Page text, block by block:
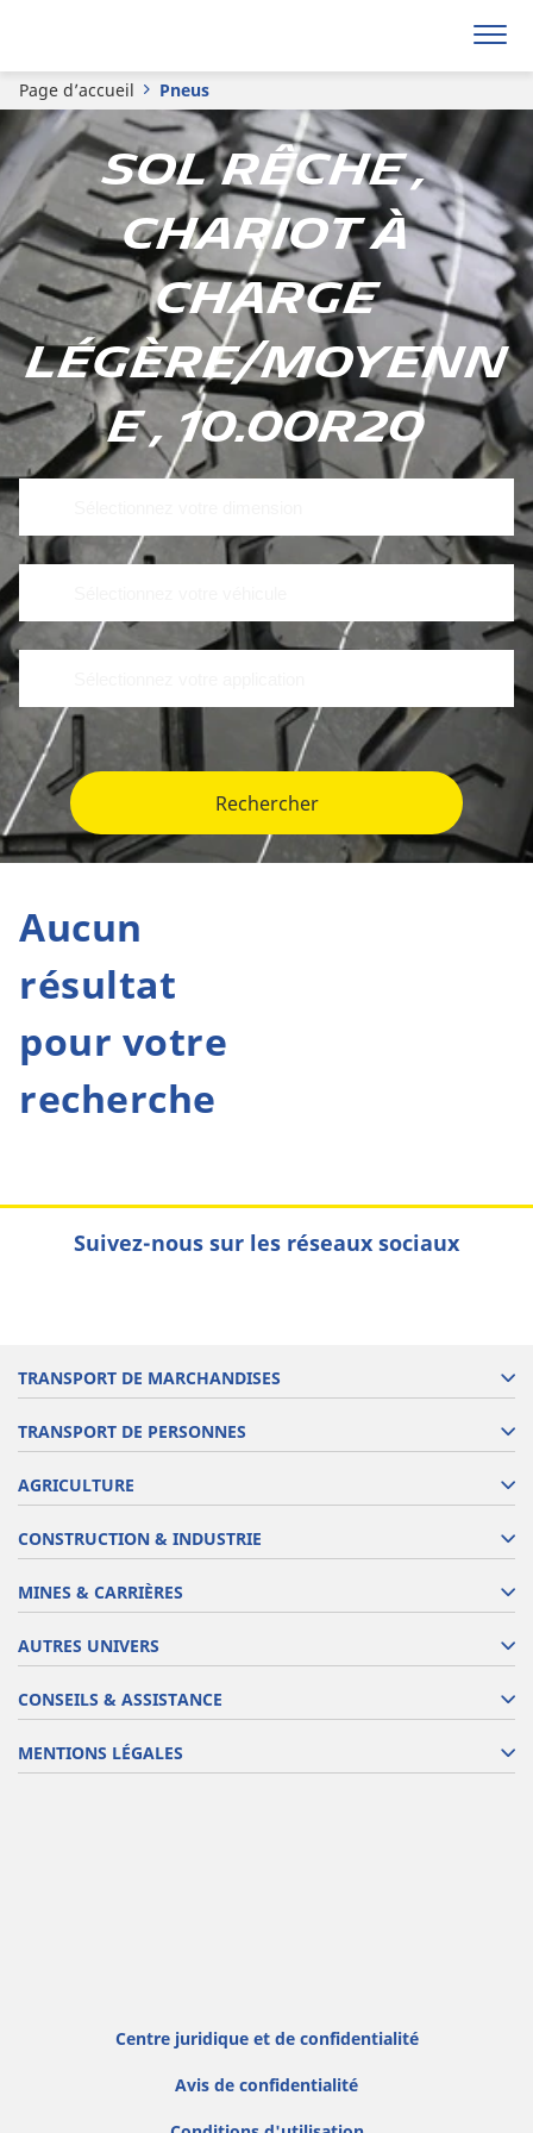
Page d’accueil Pneus
Sol rêche ,
Chariot à
charge
légère/moyenn
e , 10.00R20
Rechercher
Aucun
résultat
pour votre
recherche
Suivez-nous sur les réseaux sociaux
TRANSPORT DE MARCHANDISES
TRANSPORT DE PERSONNES
AGRICULTURE
CONSTRUCTION & INDUSTRIE
MINES & CARRIÈRES
AUTRES UNIVERS
CONSEILS & ASSISTANCE
MENTIONS LÉGALES
Centre juridique et de confidentialité
Avis de confidentialité